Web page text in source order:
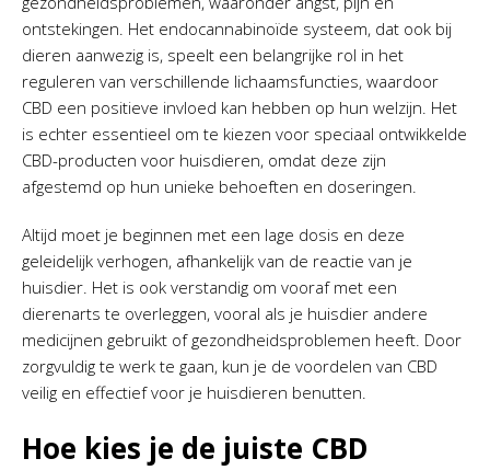
ontstekingen. Het endocannabinoïde systeem, dat ook bij
dieren aanwezig is, speelt een belangrijke rol in het
reguleren van verschillende lichaamsfuncties, waardoor
CBD een positieve invloed kan hebben op hun welzijn. Het
is echter essentieel om te kiezen voor speciaal ontwikkelde
CBD-producten voor huisdieren, omdat deze zijn
afgestemd op hun unieke behoeften en doseringen.
Altijd moet je beginnen met een lage dosis en deze
geleidelijk verhogen, afhankelijk van de reactie van je
huisdier. Het is ook verstandig om vooraf met een
dierenarts te overleggen, vooral als je huisdier andere
medicijnen gebruikt of gezondheidsproblemen heeft. Door
zorgvuldig te werk te gaan, kun je de voordelen van CBD
veilig en effectief voor je huisdieren benutten.
Hoe kies je de juiste CBD